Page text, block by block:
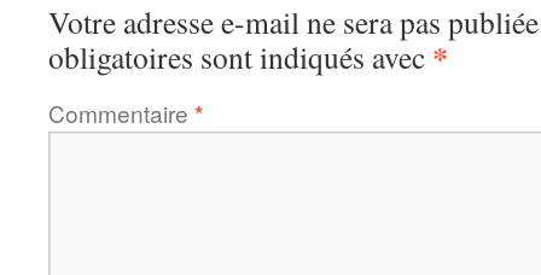
Votre adresse e-mail ne sera pas
obligatoires sont indiqués avec *
Commentaire *